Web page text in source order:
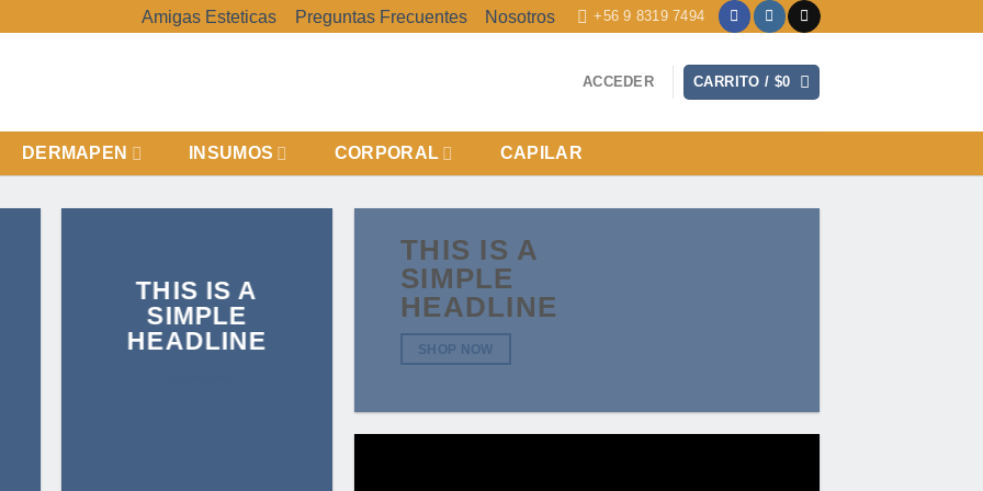
Amigas Esteticas Preguntas Frecuentes Nosotros +56 9 8319 7494
ACCEDER CARRITO / $0
DERMAPEN INSUMOS CORPORAL CAPILAR
THIS IS A
SIMPLE
HEADLINE
THIS IS A
SIMPLE
HEADLINE
SHOP NOW